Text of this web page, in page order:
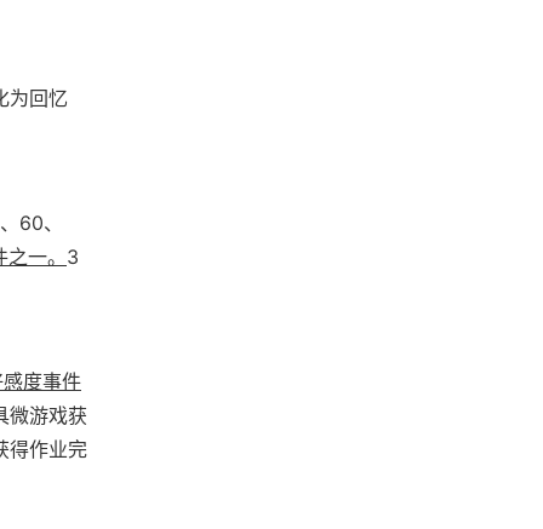
为回忆
60、
一。 3
度事件
微游戏获
得作业完